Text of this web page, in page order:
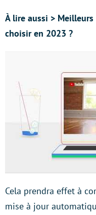
À lire aussi >
choisir en 2023 ?
Cela prendra effet à
mise à jour